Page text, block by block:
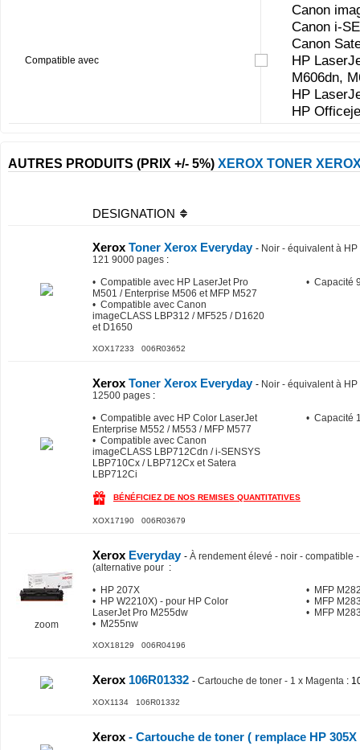
Compatible avec
Canon
Canon i-
Canon
HP
M606dn,
HP
HP
AUTRES PRODUITS (PRIX +/- 5%) XEROX TONER
DESIGNATION
Xerox Toner Xerox Everyday - Noir - équivalent à
121 9000 pages :
• Compatible avec HP LaserJet Pro
M501 / Enterprise M506 et MFP M527
• Compatible avec Canon
imageCLASS LBP312 / MF525 / D1620
et D1650
• Capacité
XOX17233 006R03652
Xerox Toner Xerox Everyday - Noir - équivalent à
12500 pages :
• Compatible avec HP Color LaserJet
Enterprise M552 / M553 / MFP M577
• Compatible avec Canon
imageCLASS LBP712Cdn / i-SENSYS
LBP710Cx / LBP712Cx et Satera
LBP712Ci
• Capacité
BÉNÉFICIEZ DE NOS REMISES QUANTITATIVES
XOX17190 006R03679
zoom
Xerox Everyday - À rendement élevé - noir - compatible
(alternative pour :
• HP 207X
• HP W2210X) - pour HP Color
LaserJet Pro M255dw
• M255nw
• MFP
• MFP
• MFP
XOX18129 006R04196
Xerox 106R01332 - Cartouche de toner - 1 x Magenta :
XOX1134 106R01332
Xerox - Cartouche de toner ( remplace HP 305X